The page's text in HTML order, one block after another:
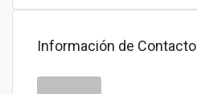
Información de Contacto